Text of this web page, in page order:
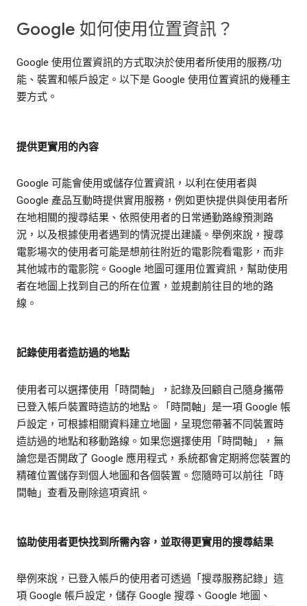
Google 如何使用位置資訊？
Google 使用位置資訊的方式取決於使用者所使用的服務/功
能、裝置和帳戶設定。以下是 Google 使用位置資訊的幾種主
要方式。
提供更實用的內容
Google 可能會使用或儲存位置資訊，以利在使用者與
Google 產品互動時提供實用服務，例如更快提供與使用者所
在地相關的搜尋結果、依照使用者的日常通勤路線預測路
況，以及根據使用者遇到的情況提出建議。舉例來說，搜尋
電影場次的使用者可能是想前往附近的電影院看電影，而非
其他城市的電影院。Google 地圖可運用位置資訊，幫助使用
者在地圖上找到自己的所在位置，並規劃前往目的地的路
線。
記錄使用者造訪過的地點
使用者可以選擇使用「時間軸」，記錄及回顧自己隨身攜帶
已登入帳戶裝置時造訪的地點。「時間軸」是一項 Google 帳
戶設定，可根據相關資料建立地圖，呈現您帶著不同裝置時
造訪過的地點和移動路線。如果您選擇使用「時間軸」，無
論您是否開啟了 Google 應用程式，系統都會定期將您裝置的
精確位置儲存到個人地圖和各個裝置。您隨時可以前往「時
間軸」查看及刪除這項資訊。
協助使用者更快找到所需內容，並取得更實用的搜尋結果
舉例來說，已登入帳戶的使用者可透過「搜尋服務記錄」這
項 Google 帳戶設定，儲存 Google 搜尋、Google 地圖、